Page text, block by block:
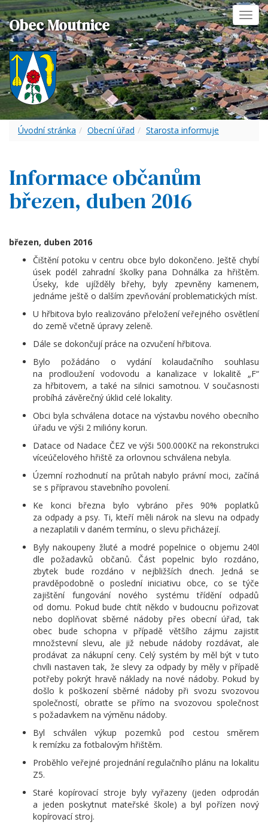
Obec Moutnice
Úvodní stránka Obecní úřad Starosta informuje
Informace občanům
březen, duben 2016
březen, duben 2016
Čištění potoku v centru obce bylo dokončeno. Ještě chybí
úsek podél zahradní školky pana Dohnálka za hřištěm.
Úseky, kde ujížděly břehy, byly zpevněny kamenem,
jednáme ještě o dalším zpevňování problematických míst.
U hřbitova bylo realizováno přeložení veřejného osvětlení
do země včetně úpravy zeleně.
Dále se dokončují práce na ozvučení hřbitova.
Bylo požádáno o vydání kolaudačního souhlasu
na prodloužení vodovodu a kanalizace v lokalitě „F“
za hřbitovem, a také na silnici samotnou. V současnosti
probíhá závěrečný úklid celé lokality.
Obci byla schválena dotace na výstavbu nového obecního
úřadu ve výši 2 milióny korun.
Datace od Nadace ČEZ ve výši 500.000Kč na rekonstrukci
víceúčelového hřiště za orlovnou schválena nebyla.
Územní rozhodnutí na průtah nabylo právní moci, začíná
se s přípravou stavebního povolení.
Ke konci března bylo vybráno přes 90% poplatků
za odpady a psy. Ti, kteří měli nárok na slevu na odpady
a nezaplatili v daném termínu, o slevu přicházejí.
Byly nakoupeny žluté a modré popelnice o objemu 240l
dle požadavků občanů. Část popelnic bylo rozdáno,
zbytek bude rozdáno v nejbližších dnech. Jedná se
pravděpodobně o poslední iniciativu obce, co se týče
zajištění fungování nového systému třídění odpadů
od domu. Pokud bude chtít někdo v budoucnu pořizovat
nebo doplňovat sběrné nádoby přes obecní úřad, tak
obec bude schopna v případě většího zájmu zajistit
množstevní slevu, ale již nebude nádoby rozdávat, ale
prodávat za nákupní ceny. Celý systém by měl být v tuto
chvíli nastaven tak, že slevy za odpady by měly v případě
potřeby pokrýt hravě náklady na nové nádoby. Pokud by
došlo k poškození sběrné nádoby při svozu svozovou
společností, obraťte se přímo na svozovou společnost
s požadavkem na výměnu nádoby.
Byl schválen výkup pozemků pod cestou směrem
k remízku za fotbalovým hřištěm.
Proběhlo veřejné projednání regulačního plánu na lokalitu
Z5.
Staré kopírovací stroje byly vyřazeny (jeden odprodán
a jeden poskytnut mateřské škole) a byl pořízen nový
kopírovací stroj.